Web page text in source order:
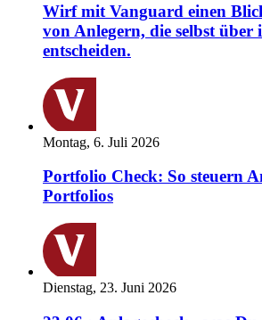
Wirf mit Vanguard einen
von Anlegern, die selbst über
entscheiden.
Montag, 6. Juli 2026
Portfolio Check: So steuern
Portfolios
Dienstag, 23. Juni 2026